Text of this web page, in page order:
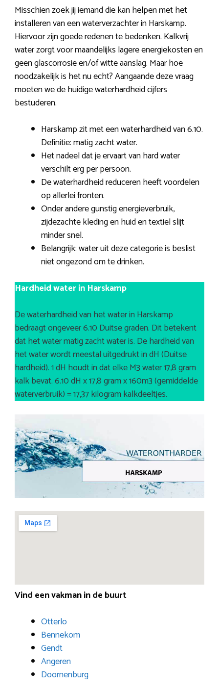
Misschien zoek jij iemand die kan helpen met het
installeren van een waterverzachter in Harskamp.
Hiervoor zijn goede redenen te bedenken. Kalkvrij
water zorgt voor maandelijks lagere energiekosten en
geen glascorrosie en/of witte aanslag. Maar hoe
noodzakelijk is het nu echt? Aangaande deze vraag
moeten we de huidige waterhardheid cijfers
bestuderen.
Harskamp zit met een waterhardheid van 6.10.
Definitie: matig zacht water.
Het nadeel dat je ervaart van hard water
verschilt erg per persoon.
De waterhardheid reduceren heeft voordelen
op allerlei fronten.
Onder andere gunstig energieverbruik,
zijdezachte kleding en huid en textiel slijt
minder snel.
Belangrijk: water uit deze categorie is beslist
niet ongezond om te drinken.
Hardheid water in Harskamp
De waterhardheid van het water in Harskamp
bedraagt ongeveer 6.10 Duitse graden. Dit betekent
dat het water matig zacht water is. De hardheid van
het water wordt meestal uitgedrukt in dH (Duitse
hardheid). 1 dH houdt in dat elke M3 water 17,8 gram
kalk bevat. 6.10 dH x 17,8 gram x 160m3 (gemiddelde
waterverbruik) = 17,37 kilogram kalkdeeltjes.
Vind een vakman in de buurt
Otterlo
Bennekom
Gendt
Angeren
Doornenburg